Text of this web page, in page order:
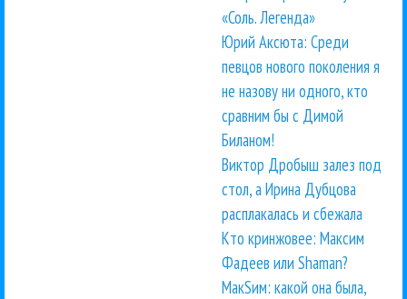
«Соль. Легенда»
Юрий Аксюта: Среди
певцов нового поколения я
не назову ни одного, кто
сравним бы с Димой
Биланом!
Виктор Дробыш залез под
стол, а Ирина Дубцова
расплакалась и сбежала
Кто кринжовее: Максим
Фадеев или Shaman?
МакSим: какой она была,